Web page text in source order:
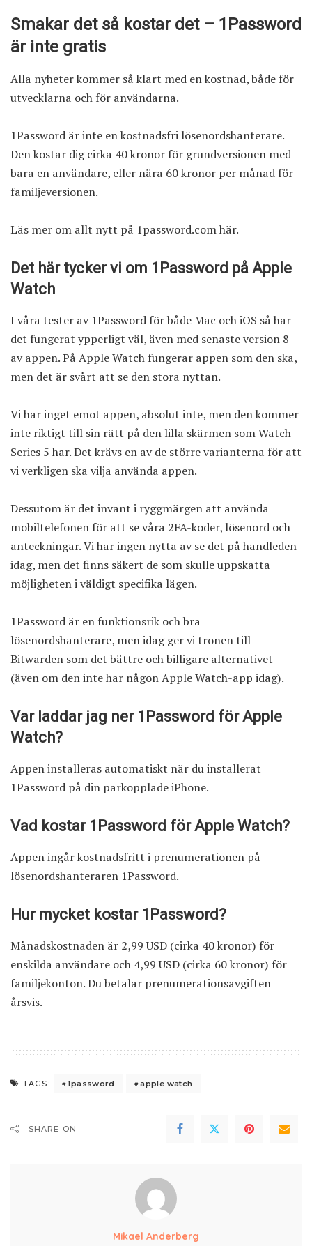
Smakar det så kostar det – 1Password
är inte gratis
Alla nyheter kommer så klart med en kostnad, både för
utvecklarna och för användarna.
1Password är inte en kostnadsfri lösenordshanterare.
Den kostar dig cirka 40 kronor för grundversionen med
bara en användare, eller nära 60 kronor per månad för
familjeversionen.
Läs mer om allt nytt på 1password.com här.
Det här tycker vi om 1Password på Apple
Watch
I våra tester av 1Password för både Mac och iOS så har
det fungerat ypperligt väl, även med senaste version 8
av appen. På Apple Watch fungerar appen som den ska,
men det är svårt att se den stora nyttan.
Vi har inget emot appen, absolut inte, men den kommer
inte riktigt till sin rätt på den lilla skärmen som Watch
Series 5 har. Det krävs en av de större varianterna för att
vi verkligen ska vilja använda appen.
Dessutom är det invant i ryggmärgen att använda
mobiltelefonen för att se våra 2FA-koder, lösenord och
anteckningar. Vi har ingen nytta av se det på handleden
idag, men det finns säkert de som skulle uppskatta
möjligheten i väldigt specifika lägen.
1Password är en funktionsrik och bra
lösenordshanterare, men idag ger vi tronen till
Bitwarden som det bättre och billigare alternativet
(även om den inte har någon Apple Watch-app idag).
Var laddar jag ner 1Password för Apple
Watch?
Appen installeras automatiskt när du installerat
1Password på din parkopplade iPhone.
Vad kostar 1Password för Apple Watch?
Appen ingår kostnadsfritt i prenumerationen på
lösenordshanteraren 1Password.
Hur mycket kostar 1Password?
Månadskostnaden är 2,99 USD (cirka 40 kronor) för
enskilda användare och 4,99 USD (cirka 60 kronor) för
familjekonton. Du betalar prenumerationsavgiften
årsvis.
TAGS: 1password apple watch
SHARE ON
Mikael Anderberg